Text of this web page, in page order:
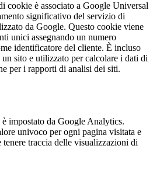
cookie è associato a Google Universal
significativo del servizio di
da Google. Questo cookie viene
unici assegnando un numero
identificatore del cliente. È incluso
sito e utilizzato per calcolare i dati di
per i rapporti di analisi dei siti.
impostato da Google Analytics.
univoco per ogni pagina visitata e
traccia delle visualizzazioni di